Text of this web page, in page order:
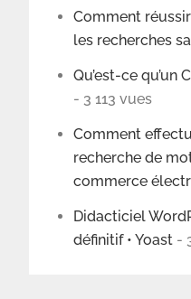
Comment
les recherches
Qu’est-ce qu’un
- 3 113 vues
Comment
recherche de
commerce
Didacticiel
définitif • Yoast -